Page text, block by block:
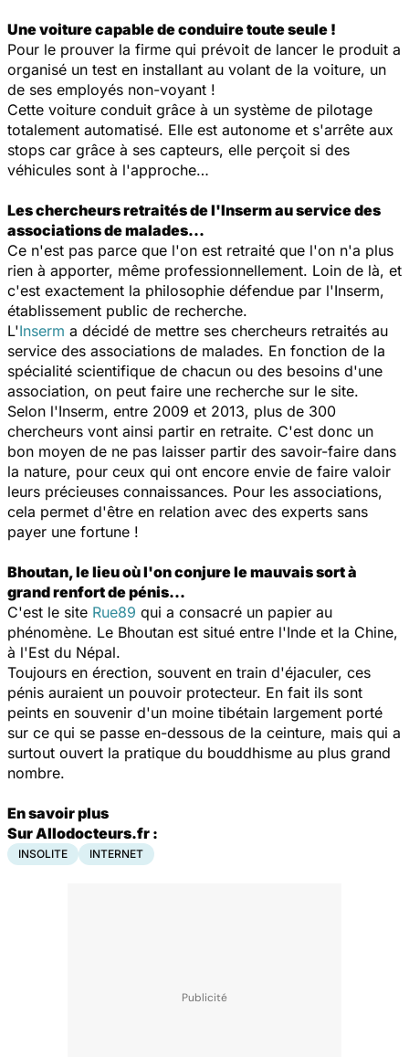
Une voiture capable de conduire toute seule !
Pour le prouver la firme qui prévoit de lancer le produit a
organisé un test en installant au volant de la voiture, un
de ses employés non-voyant !
Cette voiture conduit grâce à un système de pilotage
totalement automatisé. Elle est autonome et s'arrête aux
stops car grâce à ses capteurs, elle perçoit si des
véhicules sont à l'approche…
Les chercheurs retraités de l'Inserm au service des
associations de malades...
Ce n'est pas parce que l'on est retraité que l'on n'a plus
rien à apporter, même professionnellement. Loin de là, et
c'est exactement la philosophie défendue par l'Inserm,
établissement public de recherche.
L'Inserm a décidé de mettre ses chercheurs retraités au
service des associations de malades. En fonction de la
spécialité scientifique de chacun ou des besoins d'une
association, on peut faire une recherche sur le site.
Selon l'Inserm, entre 2009 et 2013, plus de 300
chercheurs vont ainsi partir en retraite. C'est donc un
bon moyen de ne pas laisser partir des savoir-faire dans
la nature, pour ceux qui ont encore envie de faire valoir
leurs précieuses connaissances. Pour les associations,
cela permet d'être en relation avec des experts sans
payer une fortune !
Bhoutan, le lieu où l'on conjure le mauvais sort à
grand renfort de pénis...
C'est le site Rue89 qui a consacré un papier au
phénomène. Le Bhoutan est situé entre l'Inde et la Chine,
à l'Est du Népal.
Toujours en érection, souvent en train d'éjaculer, ces
pénis auraient un pouvoir protecteur. En fait ils sont
peints en souvenir d'un moine tibétain largement porté
sur ce qui se passe en-dessous de la ceinture, mais qui a
surtout ouvert la pratique du bouddhisme au plus grand
nombre.
En savoir plus
Sur Allodocteurs.fr :
INSOLITE INTERNET